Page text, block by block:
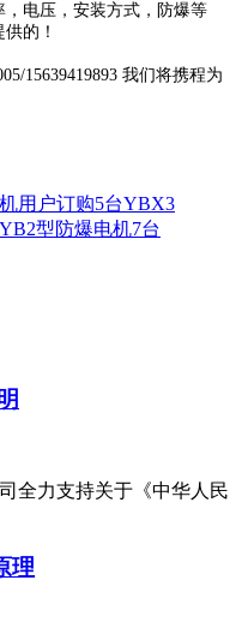
电压，安装方式，防爆等
的！
15639419893 我们将携程为
用户订购5台YBX3
型防爆电机7台
全力支持关于《中华人民
理